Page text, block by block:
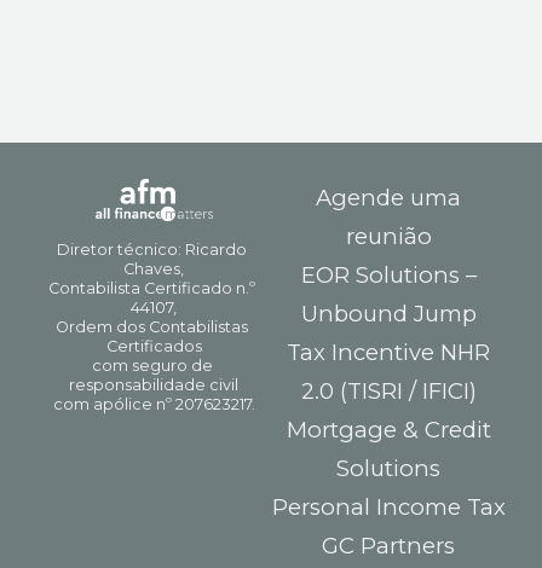
Agende uma
reunião
EOR Solutions –
Unbound Jump
Tax Incentive NHR
2.0 (TISRI / IFICI)
Mortgage & Credit
Solutions
Personal Income Tax
GC Partners